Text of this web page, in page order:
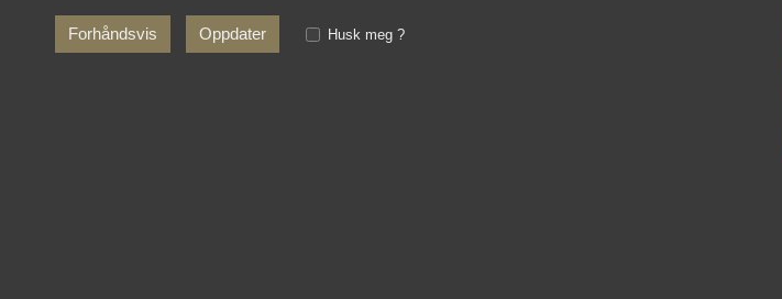
Husk meg ?